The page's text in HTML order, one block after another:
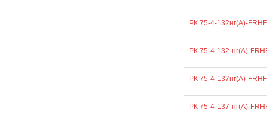
РК 75-4-132нг(А)-FRHF
РК 75-4-132-нг(А)-
РК 75-4-137нг(А)-FRHF
РК 75-4-137-нг(А)-